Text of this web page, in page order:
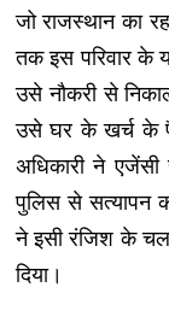
जो राजस्थान का
तक इस परिवार के
उसे नौकरी से
उसे घर के खर्च के
अधिकारी ने एजेंसी
पुलिस से सत्यापन
ने इसी रंजिश के
दिया।